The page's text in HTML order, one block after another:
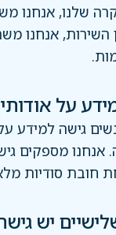
שלנו, אנחנו
אנחנו
על
גישה למידע
אנחנו מספקים
חובת סודיות
יש